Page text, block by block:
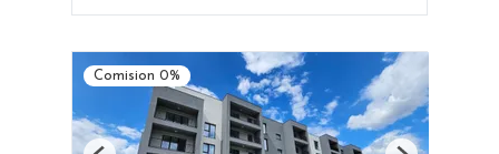
Comision 0%